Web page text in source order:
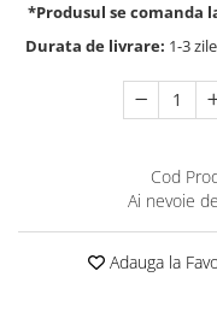
*Produsul se comanda
Durata de livrare: 1-3
Cod
Ai nevoie
Adauga la